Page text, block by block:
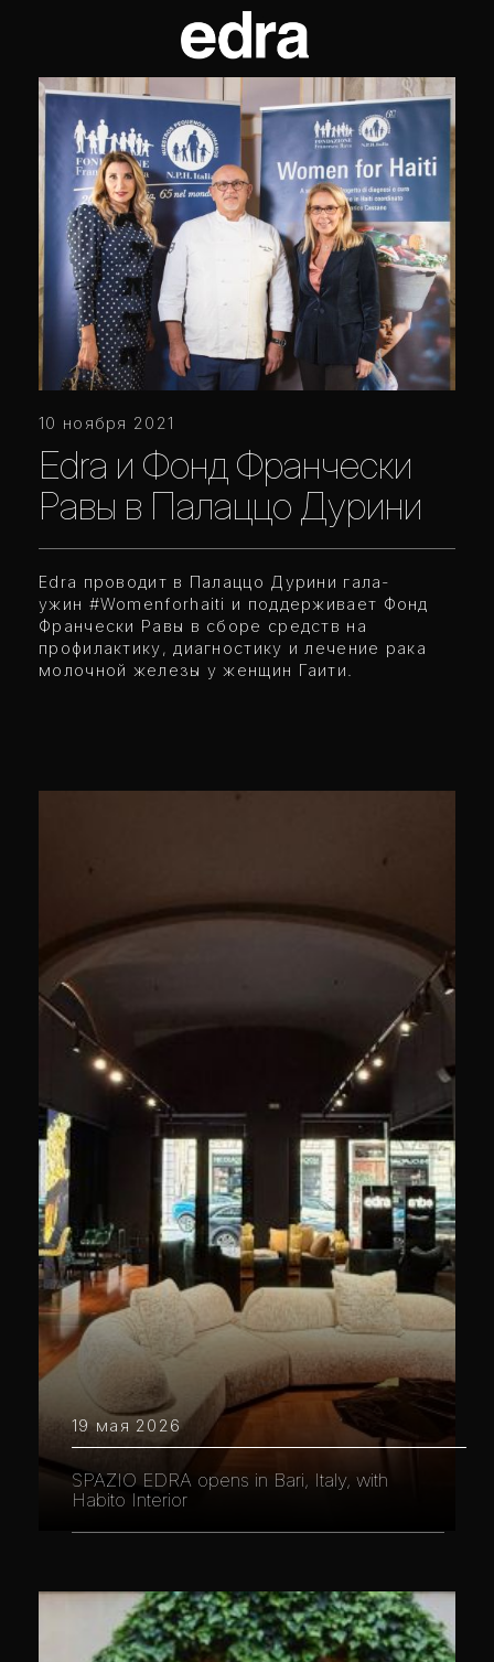
10 ноября 2021
Edra и Фонд Франчески
Равы в Палаццо Дурини
Edra проводит в Палаццо Дурини гала-
ужин #Womenforhaiti и поддерживает Фонд
Франчески Равы в сборе средств на
профилактику, диагностику и лечение рака
молочной железы у женщин Гаити.
19 мая 2026
SPAZIO EDRA opens in Bari, Italy, with
Habito Interior